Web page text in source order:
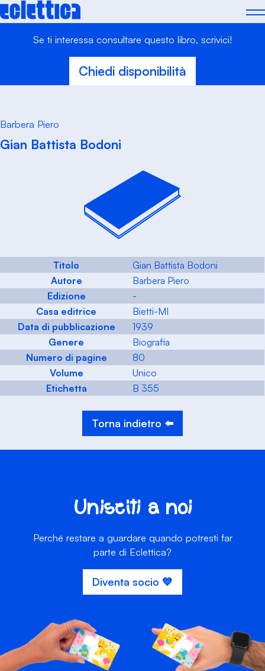
Skip
to
Se ti interessa consultare questo libro, scrivici!
Chiedi disponibilità
Barbera Piero
Gian Battista Bodoni
Titolo
Gian Battista Bodoni
Autore
Barbera Piero
Edizione
-
Casa editrice
Bietti-MI
Data di pubblicazione
1939
Genere
Biografia
Numero di pagine
80
Volume
Unico
Etichetta
B 355
Torna indietro ⬅️
Unisciti a noi
Perché restare a guardare quando potresti far
parte di Eclettica?
Diventa socio 💙